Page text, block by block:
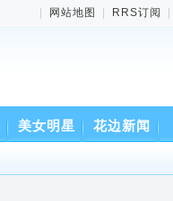
网站地图 RRS订阅
美女明星 花边新闻